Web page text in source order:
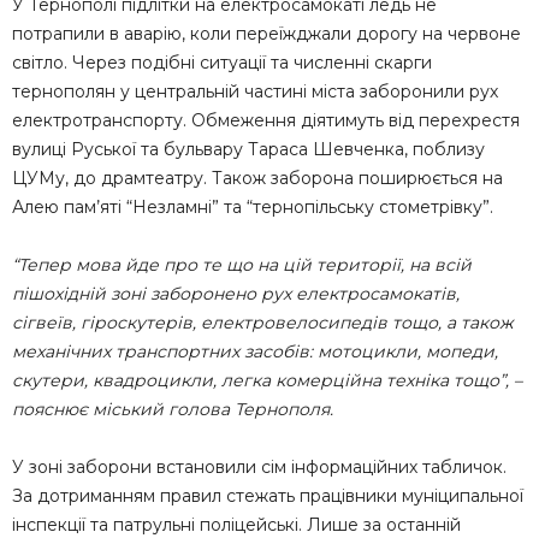
У Тернополі підлітки на електросамокаті ледь не
потрапили в аварію, коли переїжджали дорогу на червоне
світло. Через подібні ситуації та численні скарги
тернополян у центральній частині міста заборонили рух
електротранспорту. Обмеження діятимуть від перехрестя
вулиці Руської та бульвару Тараса Шевченка, поблизу
ЦУМу, до драмтеатру. Також заборона поширюється на
Алею пам’яті “Незламні” та “тернопільську стометрівку”.
“Тепер мова йде про те що на цій території, на всій
пішохідній зоні заборонено рух електросамокатів,
сігвеїв, гіроскутерів, електровелосипедів тощо, а також
механічних транспортних засобів: мотоцикли, мопеди,
скутери, квадроцикли, легка комерційна техніка тощо”, –
пояснює міський голова Тернополя.
У зоні заборони встановили сім інформаційних табличок.
За дотриманням правил стежать працівники муніципальної
інспекції та патрульні поліцейські. Лише за останній